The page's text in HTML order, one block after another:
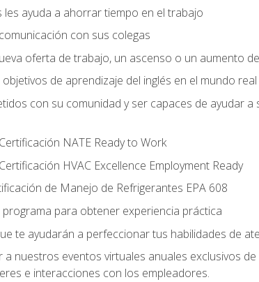
ayuda a ahorrar tiempo en el trabajo
con sus colegas
oferta de trabajo, un ascenso o un aumento
de aprendizaje del inglés en el mundo real
con su comunidad y ser capaces de ayudar a
NATE Ready to Work
HVAC Excellence Employment Ready
de Manejo de Refrigerantes EPA 608
para obtener experiencia práctica
te ayudarán a perfeccionar tus habilidades de
nuestros eventos virtuales anuales exclusivos
e interacciones con los empleadores.